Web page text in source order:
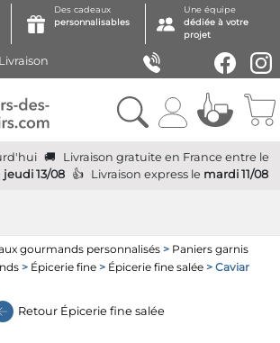
Des cadeaux
personnalisables
Une équipe
dédiée à votre
projet
Livraison gratuite en France entre le
jeudi 13/08 Livraison expressle mardi 11/08
gourmands personnalisés > Paniers garnis
> Épicerie fine > Épicerie fine salée > Caviar
Retour Épicerie fine salée